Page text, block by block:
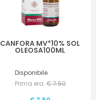
CANFORA MV*10% SOL
OLEOSA100ML
Disponibile
Prima era: €7.50